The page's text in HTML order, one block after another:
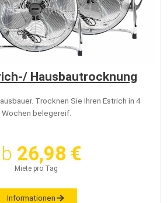
Hausbautrocknung
Trocknen Sie Ihren Estrich in 4
Wochen belegereif.
26,98 €
Miete pro Tag
Informationen